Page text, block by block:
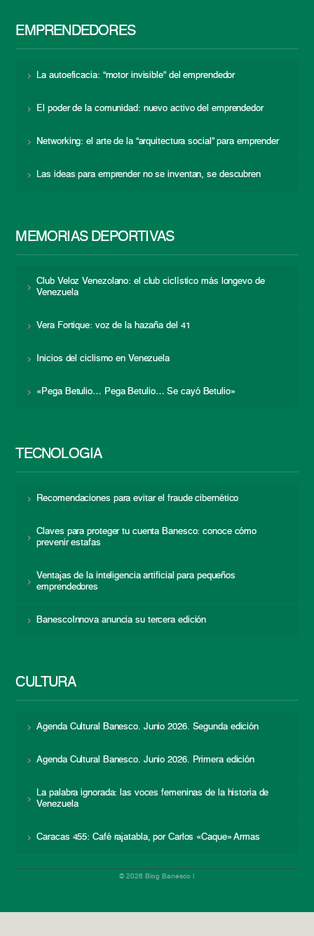
EMPRENDEDORES
La autoeficacia: “motor invisible” del emprendedor
El poder de la comunidad: nuevo activo del emprendedor
Networking: el arte de la “arquitectura social” para emprender
Las ideas para emprender no se inventan, se descubren
MEMORIAS DEPORTIVAS
Club Veloz Venezolano: el club ciclístico más longevo de
Venezuela
Vera Fortique: voz de la hazaña del 41
Inicios del ciclismo en Venezuela
«Pega Betulio… Pega Betulio… Se cayó Betulio»
TECNOLOGÍA
Recomendaciones para evitar el fraude cibernético
Claves para proteger tu cuenta Banesco: conoce cómo
prevenir estafas
Ventajas de la inteligencia artificial para pequeños
emprendedores
BanescoInnova anuncia su tercera edición
CULTURA
Agenda Cultural Banesco. Junio 2026. Segunda edición
Agenda Cultural Banesco. Junio 2026. Primera edición
La palabra ignorada: las voces femeninas de la historia de
Venezuela
Caracas 455: Café rajatabla, por Carlos «Caque» Armas
© 2026 Blog Banesco |